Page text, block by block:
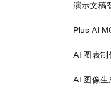
演示文稿
Plus AI
AI 图表
AI 图像生